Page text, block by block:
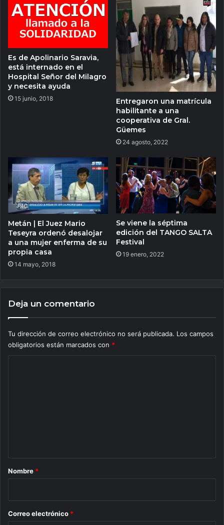
Es de Apolinario Saravia,
está internado en el
Hospital Señor del Milagro
y necesita ayuda
15 junio, 2018
Entregaron una matrícula
habilitante a una
cooperativa de Gral.
Güemes
24 agosto, 2022
Metán | El Juez Mario
Teseyra ordenó desalojar
a una mujer enferma de su
propia casa
14 mayo, 2018
Se viene la séptima
edición del TANGO SALTA
Festival
19 enero, 2022
Deja un comentario
Tu dirección de correo electrónico no será publicada. Los campos
obligatorios están marcados con *
r
*
Nombre *
Correo electrónico *